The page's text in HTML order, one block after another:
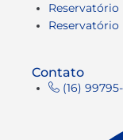
Contato
(16)